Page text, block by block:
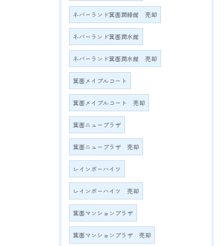
ネバーランド箕面潤緑館 売却
ネバーランド箕面潤水館
ネバーランド箕面潤水館 売却
箕面メイプルコート
箕面メイプルコート 売却
箕面ニュープラザ
箕面ニュープラザ 売却
レインボーハイツ
レインボーハイツ 売却
箕面マンションプラザ
箕面マンションプラザ 売却